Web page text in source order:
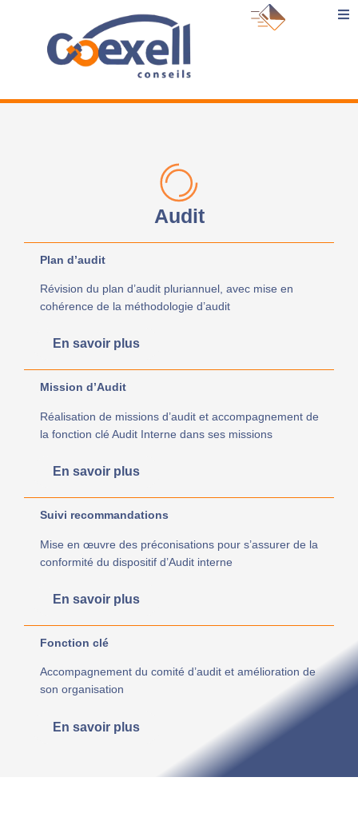
Expertises et services
Audit
Plan d’audit
Révision du plan d’audit pluriannuel, avec mise en
cohérence de la méthodologie d’audit
En savoir plus
Mission d’Audit
Réalisation de missions d’audit et accompagnement de
la fonction clé Audit Interne dans ses missions
En savoir plus
Suivi recommandations
Mise en œuvre des préconisations pour s’assurer de la
conformité du dispositif d’Audit interne
En savoir plus
Fonction clé
Accompagnement du comité d’audit et amélioration de
son organisation
En savoir plus